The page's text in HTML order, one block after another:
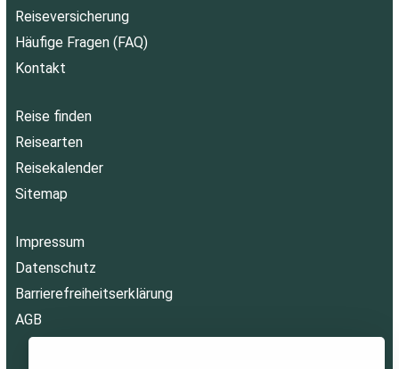
Reiseversicherung
Häufige Fragen (FAQ)
Kontakt
Reise finden
Reisearten
Reisekalender
Sitemap
Impressum
Datenschutz
Barrierefreiheitserklärung
AGB